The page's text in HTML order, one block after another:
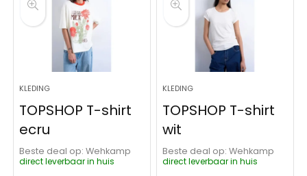
KLEDING
TOPSHOP T-shirt
ecru
Beste deal op:
Wehkamp
direct leverbaar in huis
KLEDING
TOPSHOP T-shirt
wit
Beste deal op:
Wehkamp
direct leverbaar in huis